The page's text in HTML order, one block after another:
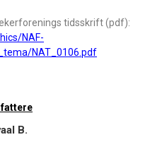
tidsskrift (pdf):
NAF-
NAT_0106.pdf
B.